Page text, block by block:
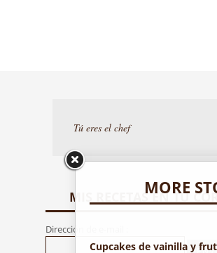
MORE
Cupcakes de vainilla y
Tú eres el chef
MIS RECETAS EN TU
Dirección de e-mail :